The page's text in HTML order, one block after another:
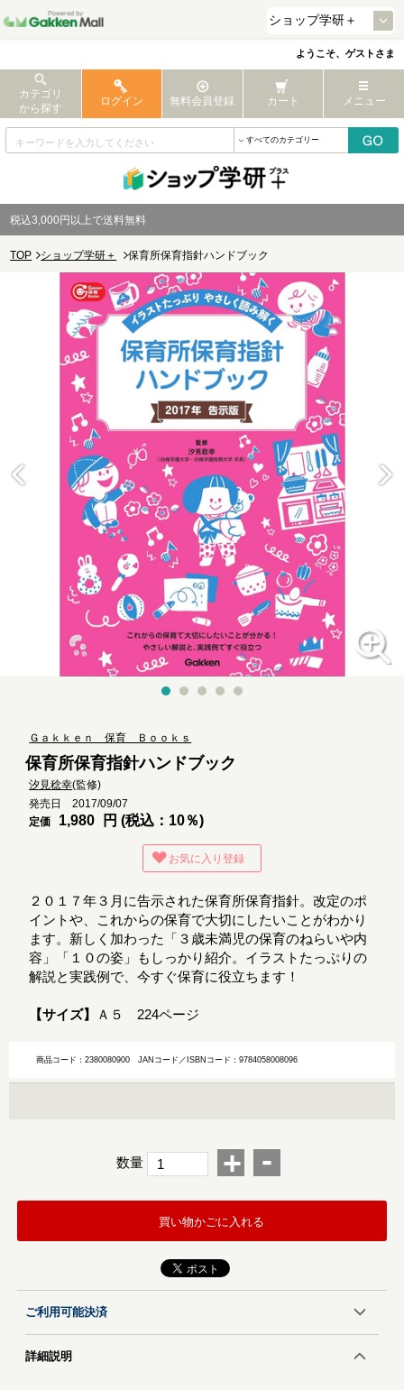
ようこそ、ゲストさま
カテゴリ
から探す
ログイン 無料会員登録 カート メニュー
税込3,000円以上で送料無料
TOP ショップ学研＋ 保育所保育指針ハンドブック
Ｇａｋｋｅｎ 保育 Ｂｏｏｋｓ
保育所保育指針ハンドブック
汐見稔幸(監修)
発売日 2017/09/07
定価
1,980 円 (税込：10％)
お気に入り登録
２０１７年３月に告示された保育所保育指針。改定のポ
イントや、これからの保育で大切にしたいことがわかり
ます。新しく加わった「３歳未満児の保育のねらいや内
容」「１０の姿」もしっかり紹介。イラストたっぷりの
解説と実践例で、今すぐ保育に役立ちます！
【サイズ】 Ａ５ 224ページ
商品コード：2380080900JANコード／ISBNコード：9784058008096
数量 + -
買い物かごに入れる
ご利用可能決済
詳細説明